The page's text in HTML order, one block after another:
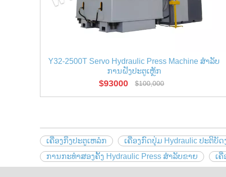
Y32-2500T Servo Hydraulic Press Machine ສໍາລັບ
ການຝັງປະຕູເຫຼັກ
$93000 $100,000
ເຄື່ອງກຶງປະຕູເຫລໍກ ເຄື່ອງກົດປຸ່ມ Hydraulic ປະຕິບັດ
ການກະທໍາສອງຄັ້ງ Hydraulic Press ສໍາລັບຂາຍ
ເ